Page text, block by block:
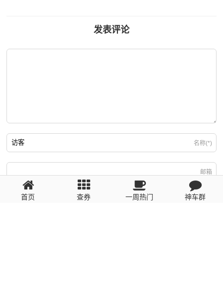
发表评论
名称(*)
邮箱
回复需填写必要信息
首页 查券 一周热门 神车群